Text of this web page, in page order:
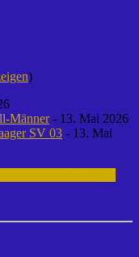
)
Männer- 13. Mai 2026
SV 03 - 13. Mai